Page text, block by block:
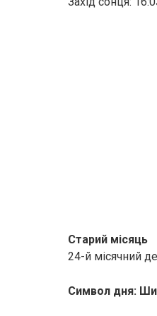
Старий місяць
24-й місячний
Символ дня: